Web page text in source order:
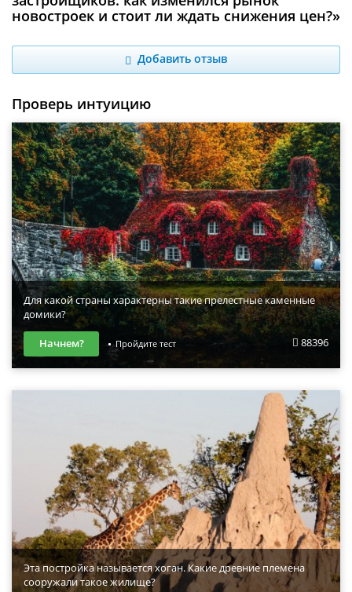
новостроек и стоит ли ждать снижения цен?»
Добавить отзыв
Проверь интуицию
Для какой страны характерны такие прелестные каменные
домики?
88396
Начнем? Пройдите тест
Эта постройка называется хоган. Какие древние племена
сооружали такое жилище?